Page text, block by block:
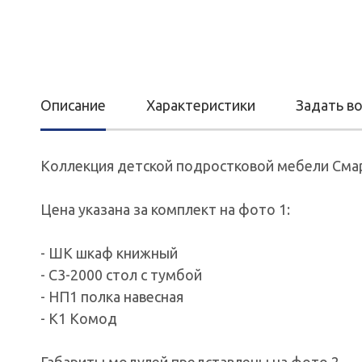
Описание Характеристики Задать
Коллекция детской подростковой мебели
Цена указана за комплект на фото 1:
- ШК шкаф книжный
- С3-2000 стол с тумбой
- НП1 полка навесная
- К1 Комод